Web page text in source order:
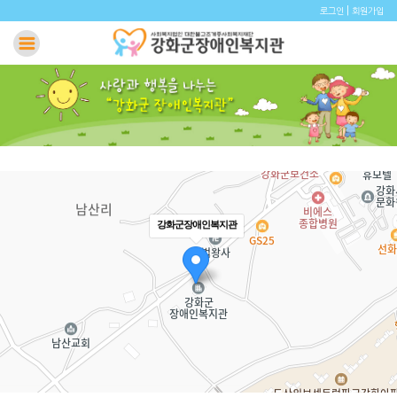
로그인 회원가입
강화군장애인복지관